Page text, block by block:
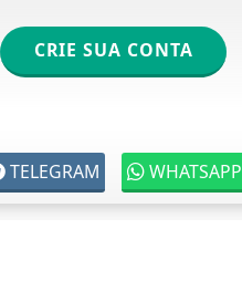
CRIE SUA CONTA
WHATSAPP
TELEGRAM